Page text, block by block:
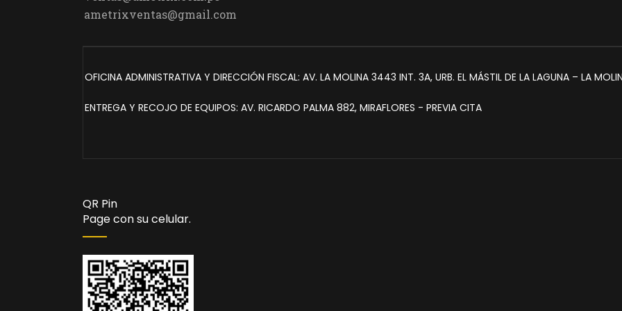
ametrixventas@gmail.com
OFICINA ADMINISTRATIVA Y DIRECCIÓN FISCAL: AV. LA MOLINA 3443 INT. 3A, URB. EL MÁSTIL DE LA LAGUNA – LA
ENTREGA Y RECOJO DE EQUIPOS: AV. RICARDO PALMA 882, MIRAFLORES - PREVIA CITA
QR Pin
Page con su celular.